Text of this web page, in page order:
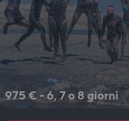
975€-6, 7 o 8 giorni